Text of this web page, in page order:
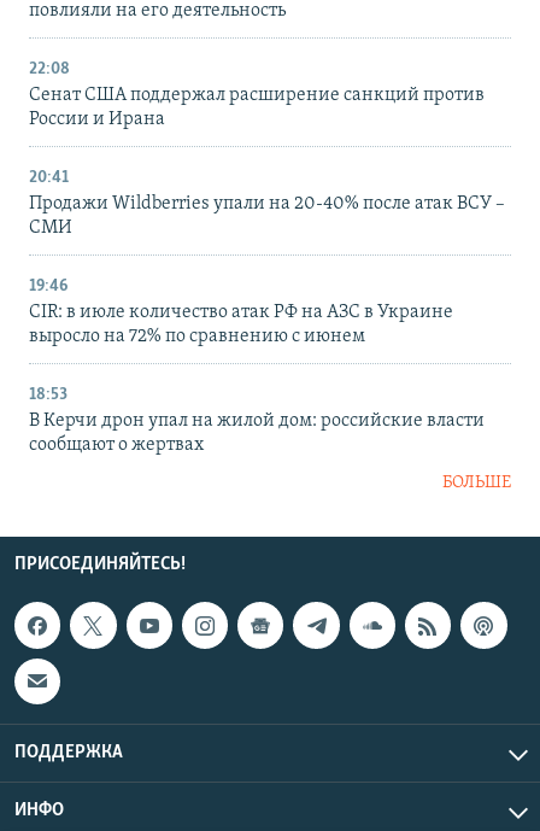
повлияли на его деятельность
22:08
Сенат США поддержал расширение санкций против
России и Ирана
20:41
Продажи Wildberries упали на 20-40% после атак ВСУ –
СМИ
19:46
CIR: в июле количество атак РФ на АЗС в Украине
выросло на 72% по сравнению с июнем
18:53
В Керчи дрон упал на жилой дом: российские власти
сообщают о жертвах
БОЛЬШЕ
ПРИСОЕДИНЯЙТЕСЬ!
ПОДДЕРЖКА
ИНФО